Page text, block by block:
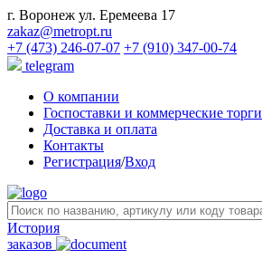
г. Воронеж ул. Еремеева 17
zakaz@metropt.ru
+7 (473) 246-07-07 +7 (910) 347-00-74
telegram
О компании
Госпоставки и коммерческие торги
Доставка и оплата
Контакты
Регистрация/Вход
История
заказов